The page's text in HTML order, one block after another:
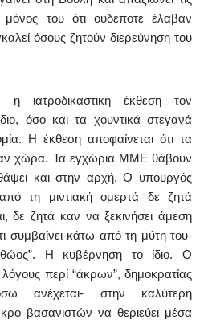
μόνος του ότι ουδέποτε έλαβαν
όσους ζητούν διερεύνηση του
ιατροδικαστική έκθεση τον
όσο και τα χουντικά στεγανά
Η έκθεση αποφαίνεται ότι τα
χώρα. Τα εγχώρια ΜΜΕ θάβουν
και στην αρχή. Ο υπουργός
τη μιντιακή ομερτά δε ζητά
δε ζητά καν να ξεκινήσει άμεση
συμβαίνει κάτω από τη μύτη του-
Η κυβέρνηση το ίδιο. Ο
περί “άκρων”, δημοκρατίας
ανέχεται- στην καλύτερη
βασανιστών να θεριεύει μέσα